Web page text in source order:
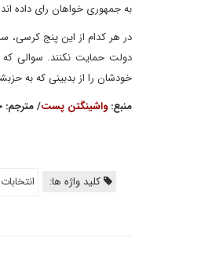
به جمهوری خواهان رای داده
دولت حمایت نکنند. سوالی
خودشان را از بدبینی که به
منبع:واشینگتن پست/
کلید واژه ها: انتخابات